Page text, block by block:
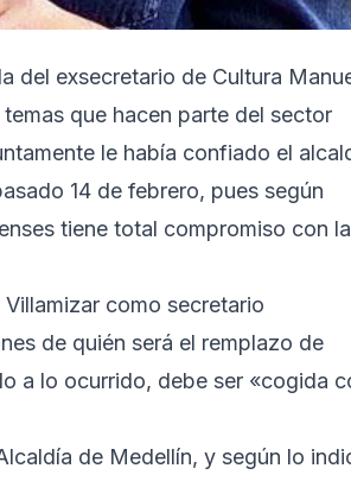
del exsecretario de Cultura
que hacen parte del sector
le había confiado el
14 de febrero, pues según
tiene total compromiso con la
como secretario
de quién será el remplazo de
a lo ocurrido, debe ser «cogida
de Medellín, y según lo